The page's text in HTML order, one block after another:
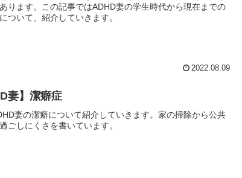
ります。この記事ではADHD妻の学生時代から現在までの
ついて、紹介していきます。
2022.08.09
妻】潔癖症
妻の潔癖について紹介していきます。家の掃除から公共
ごしにくさを書いています。